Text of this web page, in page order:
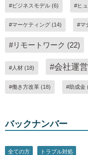
#ビジネスモデル (6) #ヒ
#マーケティング (14) #マ
#リモートワーク (22)
#人材 (18) #会社運
#働き方改革 (18) #助成金
バックナンバー
全ての方 トラブル対処